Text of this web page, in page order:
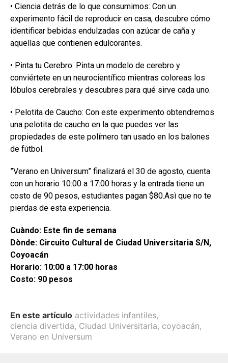
• Ciencia detrás de lo que consumimos: Con un
experimento fácil de reproducir en casa, descubre cómo
identificar bebidas endulzadas con azúcar de caña y
aquellas que contienen edulcorantes.
• Pinta tu Cerebro: Pinta un modelo de cerebro y
conviértete en un neurocientífico mientras coloreas los
lóbulos cerebrales y descubres para qué sirve cada uno.
• Pelotita de Caucho: Con este experimento obtendremos
una pelotita de caucho en la que puedes ver las
propiedades de este polímero tan usado en los balones
de fútbol.
”Verano en Universum” finalizará el 30 de agosto, cuenta
con un horario 10:00 a 17:00 horas y la entrada tiene un
costo de 90 pesos, estudiantes pagan $80.Asì que no te
pierdas de esta experiencia.
Cuàndo: Este fin de semana
Dònde: Circuito Cultural de Ciudad Universitaria S/N,
Coyoacán
Horario: 10:00 a 17:00 horas
Costo: 90 pesos
En este artículo actividades infantiles,
ciencia divertida, Ciudad Universitaria, coyoacán,
Verano en Universum